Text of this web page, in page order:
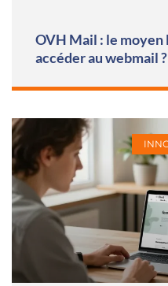
OVH Mail : le moyen
accéder au webmail ?